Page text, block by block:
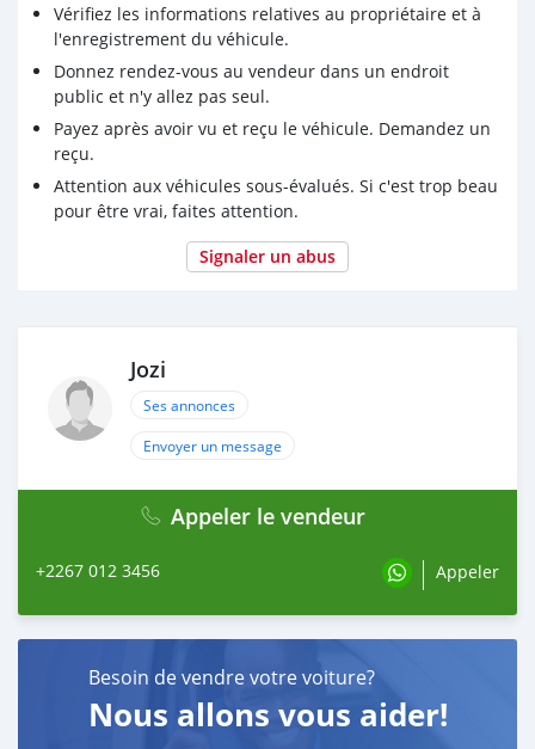
Vérifiez les informations relatives au propriétaire et à
l'enregistrement du véhicule.
Donnez rendez-vous au vendeur dans un endroit
public et n'y allez pas seul.
Payez après avoir vu et reçu le véhicule. Demandez un
reçu.
Attention aux véhicules sous-évalués. Si c'est trop beau
pour être vrai, faites attention.
Signaler un abus
Jozi
Ses annonces
Envoyer un message
Appeler le vendeur
+2267 012 3456 Appeler
Besoin de vendre votre voiture?
Nous allons vous aider!